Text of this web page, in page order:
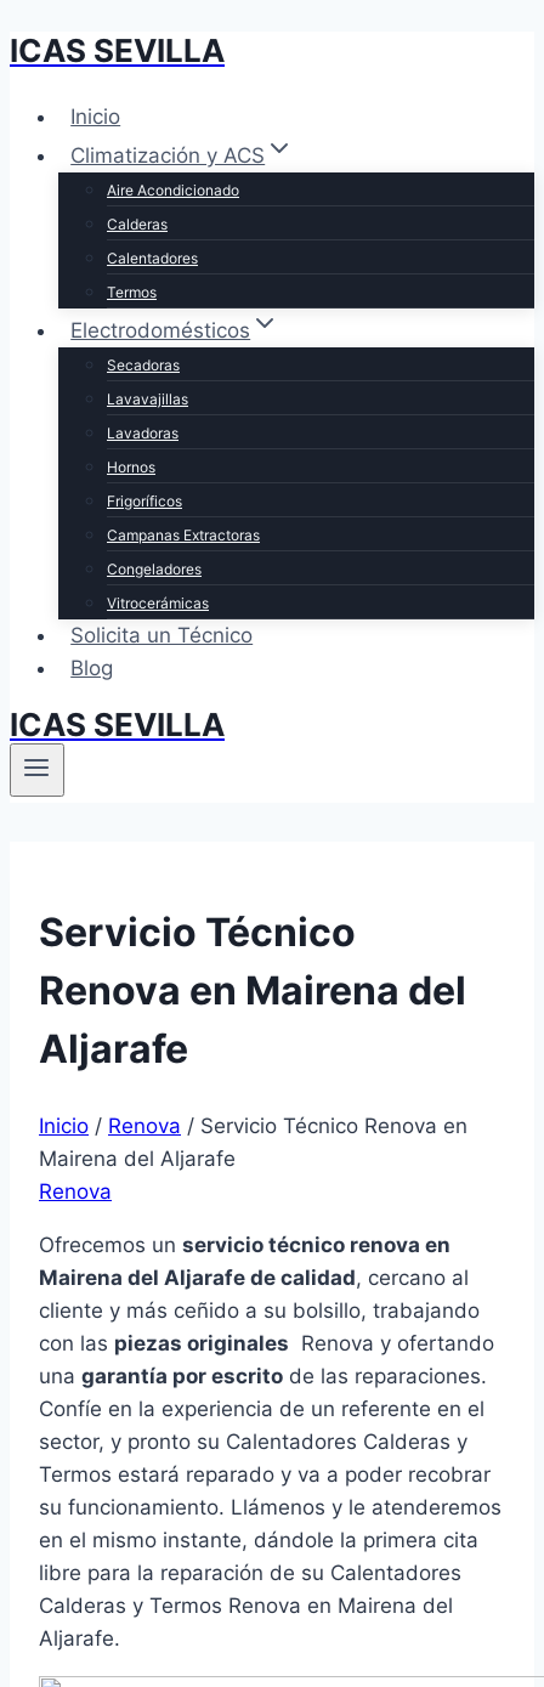
Saltar
contenido
ICAS SEVILLA
Inicio
Climatización y ACS
Aire Acondicionado
Calderas
Calentadores
Termos
Electrodomésticos
Secadoras
Lavavajillas
Lavadoras
Hornos
Frigoríficos
Campanas Extractoras
Congeladores
Vitrocerámicas
Solicita un Técnico
Blog
ICAS SEVILLA
Servicio Técnico
Renova en Mairena del
Aljarafe
Inicio / Renova / Servicio Técnico Renova en
Mairena del Aljarafe
Renova
Ofrecemos un servicio técnico renova en
Mairena del Aljarafe de calidad, cercano al
cliente y más ceñido a su bolsillo, trabajando
con las piezas originales Renova y ofertando
una garantía por escrito de las reparaciones.
Confíe en la experiencia de un referente en el
sector, y pronto su Calentadores Calderas y
Termos estará reparado y va a poder recobrar
su funcionamiento. Llámenos y le atenderemos
en el mismo instante, dándole la primera cita
libre para la reparación de su Calentadores
Calderas y Termos Renova en Mairena del
Aljarafe.